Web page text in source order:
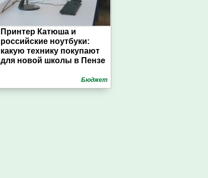
Принтер Катюша и
российские ноутбуки:
какую технику покупают
для новой школы в Пензе
Бюджет